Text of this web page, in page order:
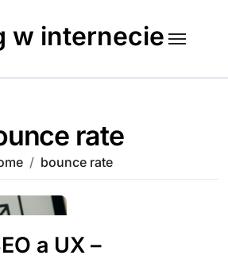
w internecie
rate
bounce rate
a UX –